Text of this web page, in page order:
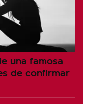
una famosa
de confirmar